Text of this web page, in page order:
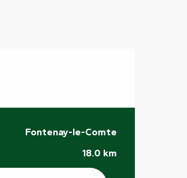
práctica
Fontenay-le-Comte
18.0 km